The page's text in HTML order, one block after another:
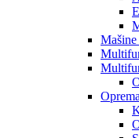
Mašine